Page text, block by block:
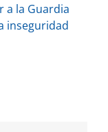
a la Guardia
inseguridad